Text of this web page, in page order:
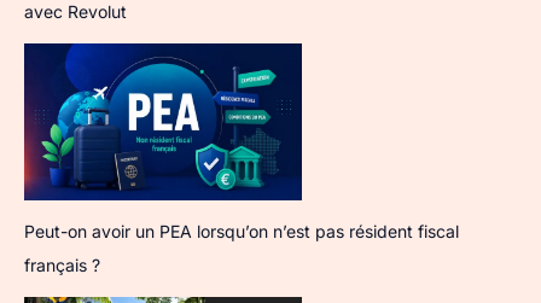
avec Revolut
Peut-on avoir un PEA lorsqu’on n’est pas résident fiscal
français ?